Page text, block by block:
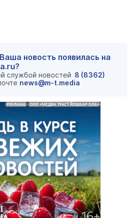
новость появилась на
службой новостей 8 (8362)
news@m-t.media